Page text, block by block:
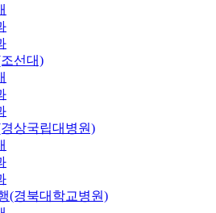
선대)
상국립대병원)
(경북대학교병원)